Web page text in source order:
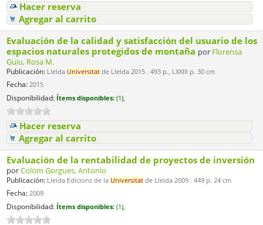
Hacer reserva
Agregar al carrito
Evaluación de la calidad y satisfacción del usuario de los
espacios naturales protegidos de montaña por Florensa
Guiu, Rosa M.
Publicación: Lleida Universitat de Lleida 2015 . 493 p., LXXIII p. 30 cm
Fecha: 2015
Disponibilidad: Ítems disponibles: (1),
Hacer reserva
Agregar al carrito
Evaluación de la rentabilidad de proyectos de inversión
porColom Gorgues, Antonio
Publicación: Lleida Edicions de la Universitat de Lleida 2009 . 449 p. 24 cm
Fecha: 2009
Disponibilidad: Ítems disponibles: (1),